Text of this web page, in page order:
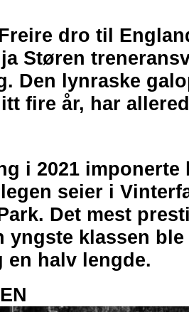
dro til
Støren
Den lynraske
fire år, har
i 2021 imponerte
seier i
Det mest
yngste klassen
en halv lengde.